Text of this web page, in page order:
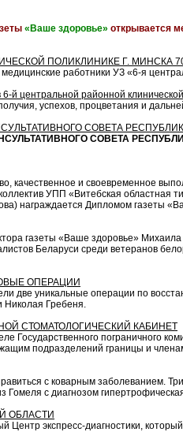
«Ваше здоровье» открывается
ПОЛИКЛИНИКЕ Г. МИНСКА
работники УЗ «6-я
й центральной районной
успехов, процветания и
СОВЕТА
СОВЕТА
качественное и своевременное
УПП «Витебская
награждается Дипломом газеты
газеты «Ваше здоровье»
Беларуси среди ветеранов
ОПЕРАЦИИ
две уникальные операции по
Николая Гребеня.
СТОМАТОЛОГИЧЕСКИЙ КАБИНЕТ
Государственного пограничного
подразделений границы и
с коварным заболеванием.
Гомеля с диагнозом
ОБЛАСТИ
Центр экспресс-диагностики,